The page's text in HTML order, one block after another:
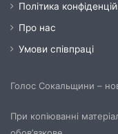
Політика
Про нас
Умови співпраці
Голос Сокальщини –
При копіюванні